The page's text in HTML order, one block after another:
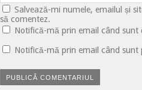
Salvează-mi numele, emailul și
să comentez.
Notifică-mă prin email când sunt
Notifică-mă prin email când sunt